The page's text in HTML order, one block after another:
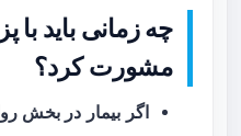
چه زمانی باید با
مشورت کرد؟
اگر بیمار در بخش